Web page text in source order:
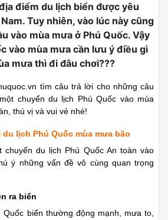
điểm du lịch biển được yêu
Tuy nhiên, vào lúc này cũng
vào mùa mưa ở Phú Quốc. Vậy
vào mùa mưa cần lưu ý điều gì
mưa thì đi đâu chơi???
tìm câu trả lời cho những câu
chuyến du lịch Phú Quốc vào mùa
thú vị và vui vẻ nhé!
lịch Phú Quốc mùa mưa bão
du lịch Phú Quốc An toàn vào
ý những vấn đề vô cùng quan trọng
ra biển
biển thường động mạnh, mưa to,